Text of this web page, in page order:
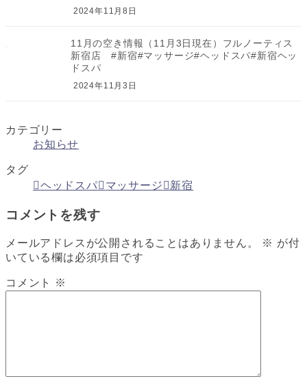
2024年11月8日
11月の空き情報（11月3日現在）フルノーティス
新宿店 #新宿#マッサージ#ヘッドスパ#新宿ヘッ
ドスパ
2024年11月3日
カテゴリー
お知らせ
タグ
ヘッドスパ
マッサージ 新宿
コメントを残す
メールアドレスが公開されることはありません。 ※ が付
いている欄は必須項目です
コメント ※